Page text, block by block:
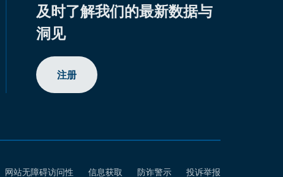
及时了解我们的最新数据与
洞见
注册
网站无障碍访问性 信息获取 防诈警示 投诉举报